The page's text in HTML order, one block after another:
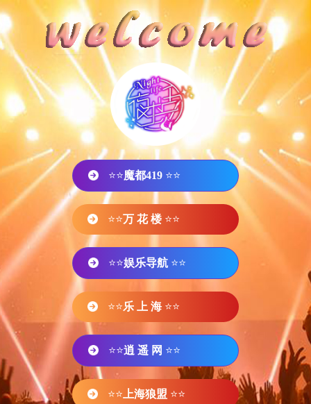
⭐⭐魔都419 ⭐⭐
⭐⭐万 花 楼 ⭐⭐
⭐⭐娱乐导航 ⭐⭐
⭐⭐乐 上 海 ⭐⭐
⭐⭐逍 遥 网 ⭐⭐
⭐⭐ 上海狼盟 ⭐⭐